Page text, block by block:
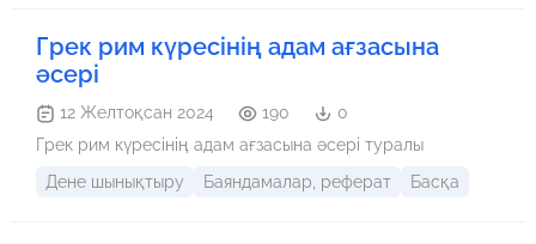
Грек рим күресінің адам ағзасына
әсері
12 Желтоқсан 2024 190
0
Грек рим күресінің адам ағзасына әсері туралы
Дене шынықтыру
Баяндамалар, реферат Басқа